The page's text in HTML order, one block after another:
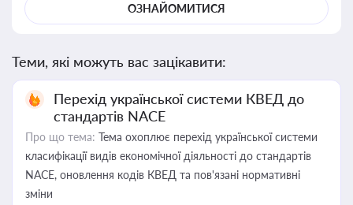
ОЗНАЙОМИТИСЯ
Теми, які можуть вас зацікавити:
Перехід української системи КВЕД до
стандартів NACE
Про що тема: Тема охоплює перехід української системи
класифікації видів економічної діяльності до стандартів
NACE, оновлення кодів КВЕД та пов'язані нормативні
зміни